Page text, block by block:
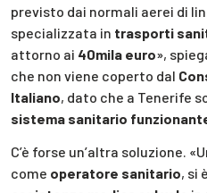
previsto dai normali aerei di
specializzata in trasporti
attorno ai 40mila euro»,
che non viene coperto dal
Italiano, dato che a Tenerife
sistema sanitario
C’è forse un’altra soluzione.
come operatore sanitario, si